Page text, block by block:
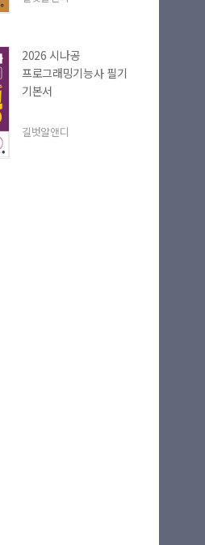
2026 시나공
프로그래밍기능사 필기
기본서
길벗알앤디